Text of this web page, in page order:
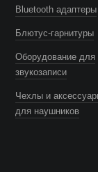
Bluetooth адаптеры
Блютус-гарнитуры
Оборудование для
звукозаписи
Чехлы и
для наушников